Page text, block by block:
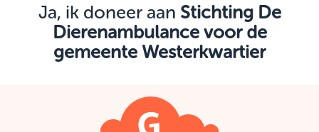
Ja, ik doneer aan Stichting De
Dierenambulance voor de
gemeente Westerkwartier
OK